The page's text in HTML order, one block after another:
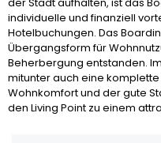
individuelle und finanziell
Hotelbuchungen. Das
Übergangsform für
Beherbergung entstanden.
mitunter auch eine
Wohnkomfort und der gute
den Living Point zu einem